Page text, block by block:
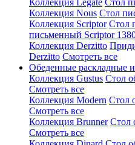
Коллекция Legate Стол
Коллекция Nous Стол
Коллекция Scriptor Стол
письменный Scriptor
Коллекция Derzitto
Derzitto Смотреть все
Обеденные раскладные
Коллекция Gustus Стол
Смотреть все
Коллекция Modern Стол
Смотреть все
Коллекция Brunner Стол
Смотреть все